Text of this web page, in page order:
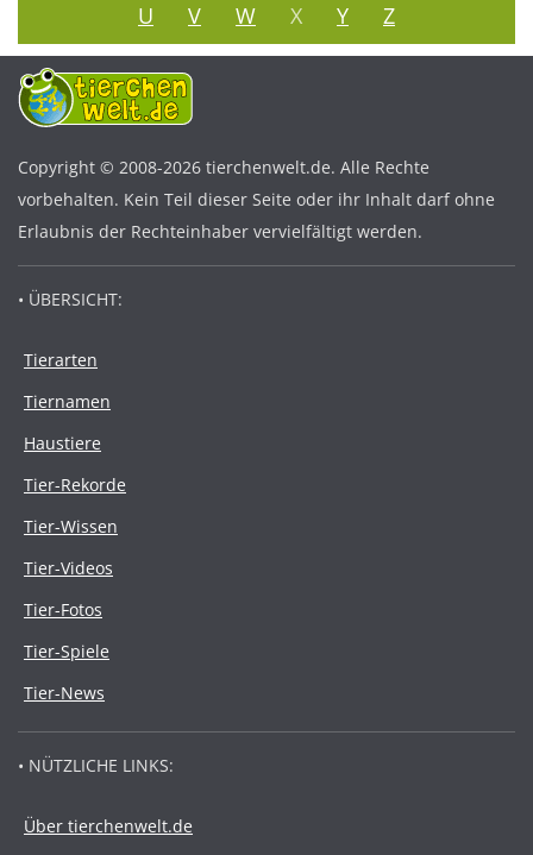
U
V W X Y Z
Copyright © 2008-2026 tierchenwelt.de. Alle Rechte
vorbehalten. Kein Teil dieser Seite oder ihr Inhalt darf ohne
Erlaubnis der Rechteinhaber vervielfältigt werden.
• ÜBERSICHT:
Tierarten
Tiernamen
Haustiere
Tier-Rekorde
Tier-Wissen
Tier-Videos
Tier-Fotos
Tier-Spiele
Tier-News
• NÜTZLICHE LINKS:
Über tierchenwelt.de